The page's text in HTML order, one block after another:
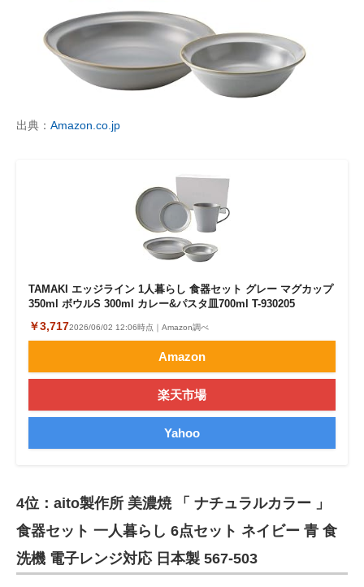
出典： Amazon.co.jp
TAMAKI エッジライン 1人暮らし 食器セット グレー マグカップ
350ml ボウルS 300ml カレー&パスタ皿700ml T-930205
￥3,7172026/06/02 12:06時点｜Amazon調べ
Amazon
楽天市場
Yahoo
4位：aito製作所 美濃焼 「 ナチュラルカラー 」
食器セット 一人暮らし 6点セット ネイビー 青 食
洗機 電子レンジ対応 日本製 567-503